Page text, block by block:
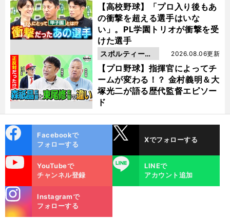
【高校野球】「プロ入り後もあ
の衝撃を超える選手はいな
い」。PL学園トリオが衝撃を受
けた選手
動画
【プロ野球】指揮官によってチ
ームが変わる！？ 金村義明＆大
塚光二が語る歴代監督エピソー
ド
2026.08.06更新
スポルティーバ
動画
ok
Facebookで
フォローする
Xでフォローする
YouTubeで
チャンネル登録
LINE
LINEで
アカウント追加
m
Instagramで
フォローする